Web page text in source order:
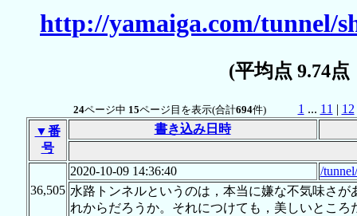
http://yamaiga.com/tunnel/
(平均点 9.74
24ページ中 15ページ目を表示(合計694件) 1 ... 11 | 12
▼番
号
書き込み日時
36,505
2020-10-09 14:36:40
/
水路トンネルというのは，本当に嫌な不気味さ
れからだろうか。それにつけても，美しいところ